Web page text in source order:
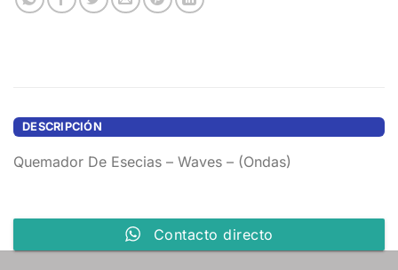
DESCRIPCIÓN
Quemador De Esecias – Waves – (Ondas)
Contacto directo